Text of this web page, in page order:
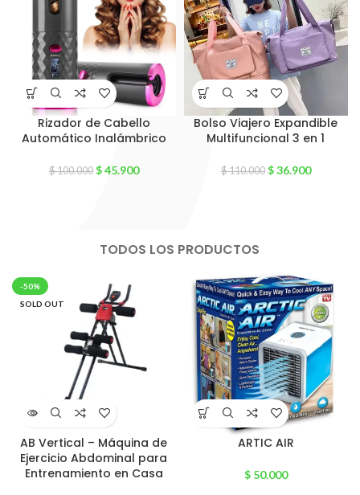
Rizador de Cabello
Automático Inalámbrico
$100.000 $45.900
Bolso Viajero Expandible
Multifuncional 3 en 1
$110.000 $36.900
TODOS LOS PRODUCTOS
-50%
SOLD OUT
AB Vertical – Máquina de
Ejercicio Abdominal para
Entrenamiento en Casa
ARTIC AIR
$50.000